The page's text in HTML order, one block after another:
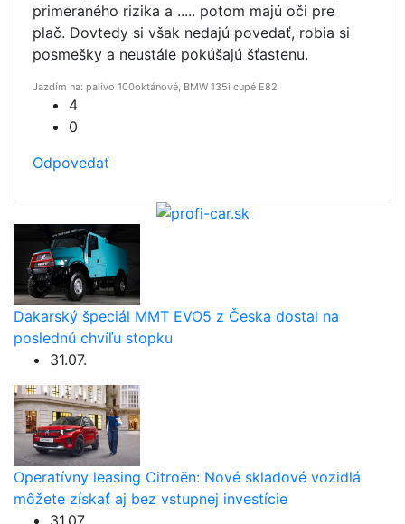
primeraného rizika a ..... potom majú oči pre
plač. Dovtedy si však nedajú povedať, robia si
posmešky a neustále pokúšajú šťastenu.
Jazdím na: palivo 100oktánové, BMW 135i cupé E82
4
0
Odpovedať
Dakarský špeciál MMT EVO5 z Česka dostal na
poslednú chvíľu stopku
31.07.
Operatívny leasing Citroën: Nové skladové vozidlá
môžete získať aj bez vstupnej investície